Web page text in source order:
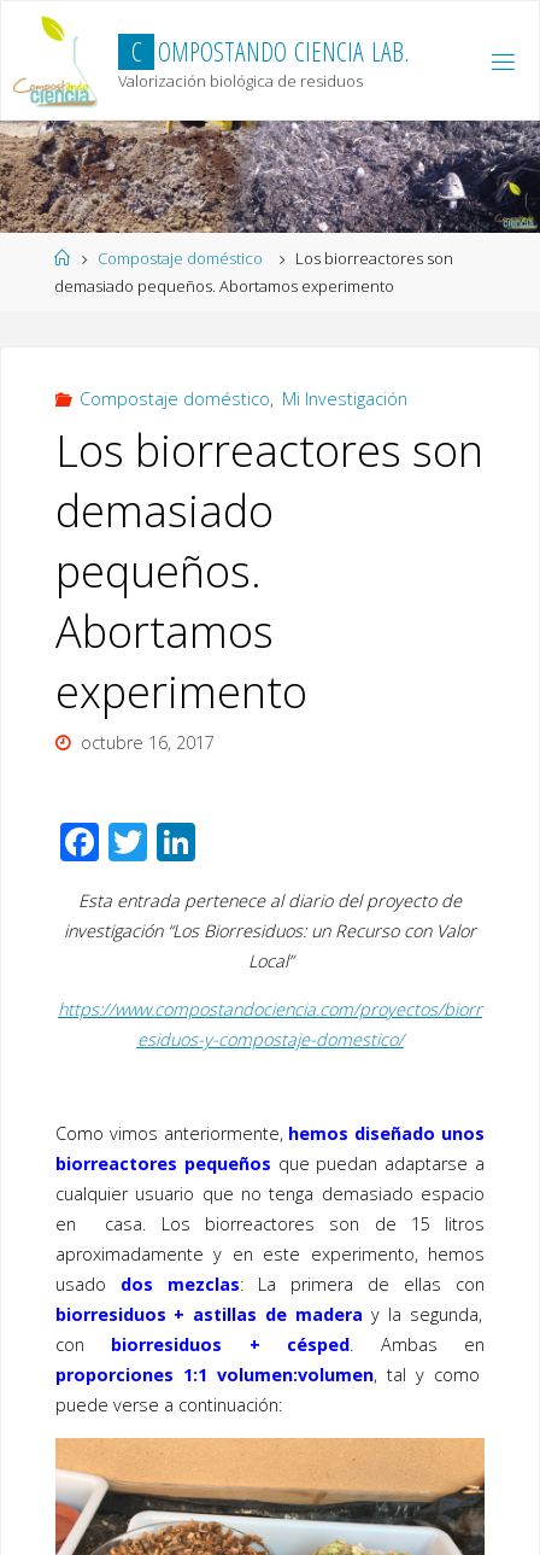
content
C OMPOSTANDO CIENCIA LAB.
Valorización biológica de residuos
HomeCompostaje doméstico
Los biorreactores son
demasiado pequeños. Abortamos experimento
Compostaje doméstico, Mi Investigación
Los biorreactores son
demasiado
pequeños.
Abortamos
experimento
octubre 16, 2017
F
e
b
o
o
T
wi
tt
Li
k
dI
n
Esta entrada pertenece al diario del proyecto de
investigación “Los Biorresiduos: un Recurso con Valor
Local”
https://www.compostandociencia.com/proyectos/biorr
esiduos-y-compostaje-domestico/
Como vimos anteriormente, hemos diseñado unos
biorreactores pequeños que puedan adaptarse a
cualquier usuario que no tenga demasiado espacio
en casa. Los biorreactores son de 15 litros
aproximadamente y en este experimento, hemos
usado dos mezclas: La primera de ellas con
biorresiduos + astillas de madera y la segunda,
con biorresiduos + césped. Ambas en
proporciones 1:1 volumen:volumen, tal y como
puede verse a continuación: